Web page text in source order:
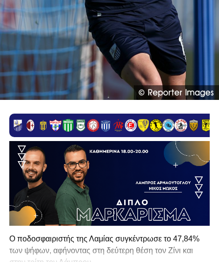
Ο ποδοσφαιριστής της Λαμίας συγκέντρωσε το 47,84%
των ψήφων, αφήνοντας στη δεύτερη θέση τον Ζίνι και